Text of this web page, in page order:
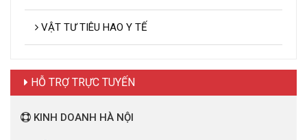
VẬT TƯ TIÊU HAO Y TẾ
HỖ TRỢ TRỰC TUYẾN
KINH DOANH HÀ NỘI